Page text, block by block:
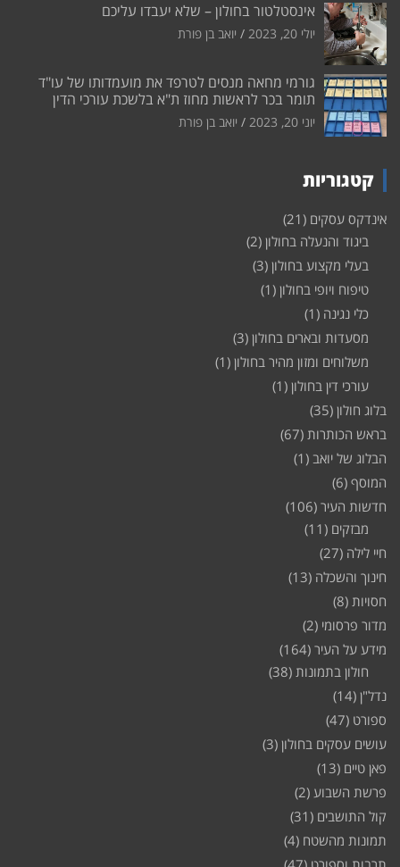
אינסטלטור בחולון – שלא יעבדו עליכם
יולי 20, 2023 יואב בן פורת
גורמי מחאה מנסים לטרפד את מועמדותו של עו"ד
תומר בכר לראשות מחוז ת"א בלשכת עורכי הדין
יוני 20, 2023 יואב בן פורת
קטגוריות
אינדקס עסקים (21)
ביגוד והנעלה בחולון (2)
בעלי מקצוע בחולון (3)
טיפוח ויופי בחולון (1)
כלי נגינה (1)
מסעדות ובארים בחולון (3)
משלוחים ומזון מהיר בחולון (1)
עורכי דין בחולון (1)
בלוג חולון (35)
בראש הכותרות (67)
הבלוג של יואב (1)
המוסף (6)
חדשות העיר (106)
מבזקים (11)
חיי לילה (27)
חינוך והשכלה (13)
חסויות (8)
מדור פרסומי (2)
מידע על העיר (164)
חולון בתמונות (38)
נדל"ן (14)
ספורט (47)
עושים עסקים בחולון (3)
פאן טיים (13)
פרשת השבוע (2)
קול התושבים (31)
תמונות מהשטח (4)